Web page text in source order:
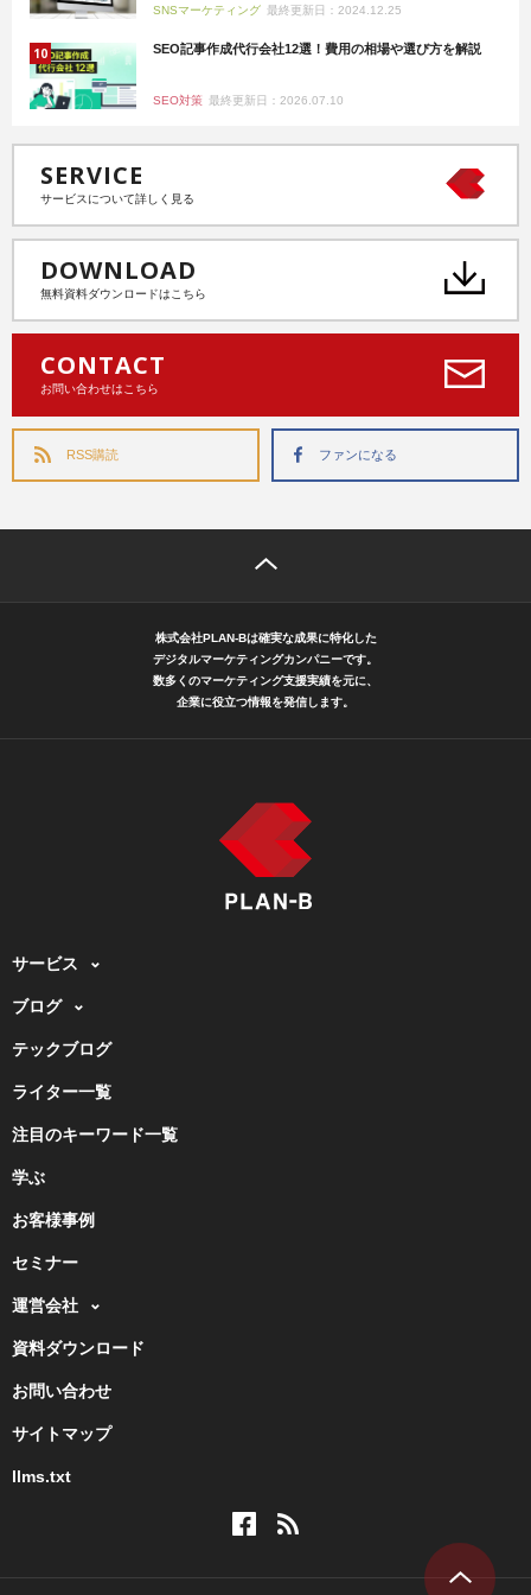
SNSマーケティング 最終更新日：2024.12.25
SEO記事作成代行会社12選！費用の相場や選び方を解説
SEO対策 最終更新日：2026.07.10
SERVICE
サービスについて詳しく見る
DOWNLOAD
無料資料ダウンロードはこちら
CONTACT
お問い合わせはこちら
RSS購読 ファンになる
株式会社PLAN-Bは確実な成果に特化した
デジタルマーケティングカンパニーです。
数多くのマーケティング支援実績を元に、
企業に役立つ情報を発信します。
サービス
ブログ
テックブログ
ライター一覧
注目のキーワード一覧
学ぶ
お客様事例
セミナー
運営会社
資料ダウンロード
お問い合わせ
サイトマップ
llms.txt